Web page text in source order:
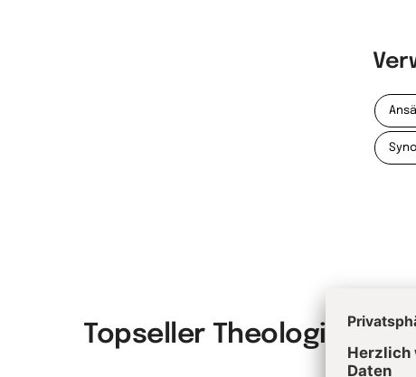
Topseller Theologie &